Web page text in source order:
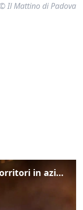
Il Mattino di Padova
Odessa sotto attacco, i soccorritori in azione